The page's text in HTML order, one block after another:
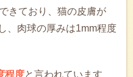
きており、猫の皮膚が
、肉球の厚みは1mm程度
程度と言われています